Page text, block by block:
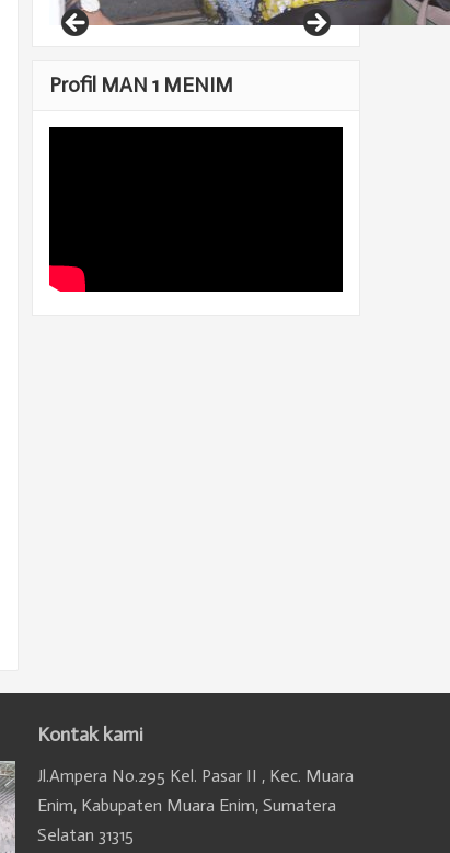
Profil MAN 1 MENIM
Kontak kami
Jl.Ampera No.295 Kel. Pasar II , Kec. Muara
Enim, Kabupaten Muara Enim, Sumatera
Selatan 31315